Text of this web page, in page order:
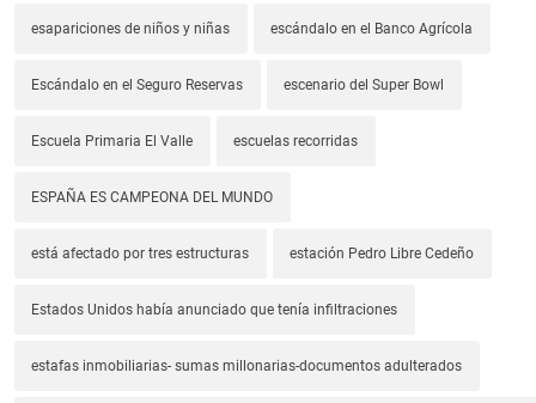
esapariciones de niños y niñas escándalo en el Banco Agrícola
Escándalo en el Seguro Reservas escenario del Super Bowl
Escuela Primaria El Valle escuelas recorridas
ESPAÑA ES CAMPEONA DEL MUNDO
está afectado por tres estructuras estación Pedro Libre Cedeño
Estados Unidos había anunciado que tenía infiltraciones
estafas inmobiliarias- sumas millonarias-documentos adulterados